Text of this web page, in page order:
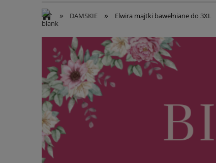
» DAMSKIE » Elwira majtki bawełniane do 3XL